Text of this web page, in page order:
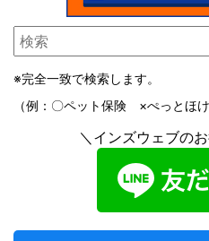
※完全一致で検索します。
（例：〇ペット保険 ×ぺっとほけ
＼インズウェブの